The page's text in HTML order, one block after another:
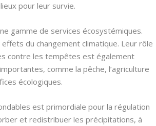
pour leur survie.
gamme de services écosystémiques.
du changement climatique. Leur rôle
contre les tempêtes est également
comme la pêche, l’agriculture
écologiques.
est primordiale pour la régulation
et redistribuer les précipitations, à